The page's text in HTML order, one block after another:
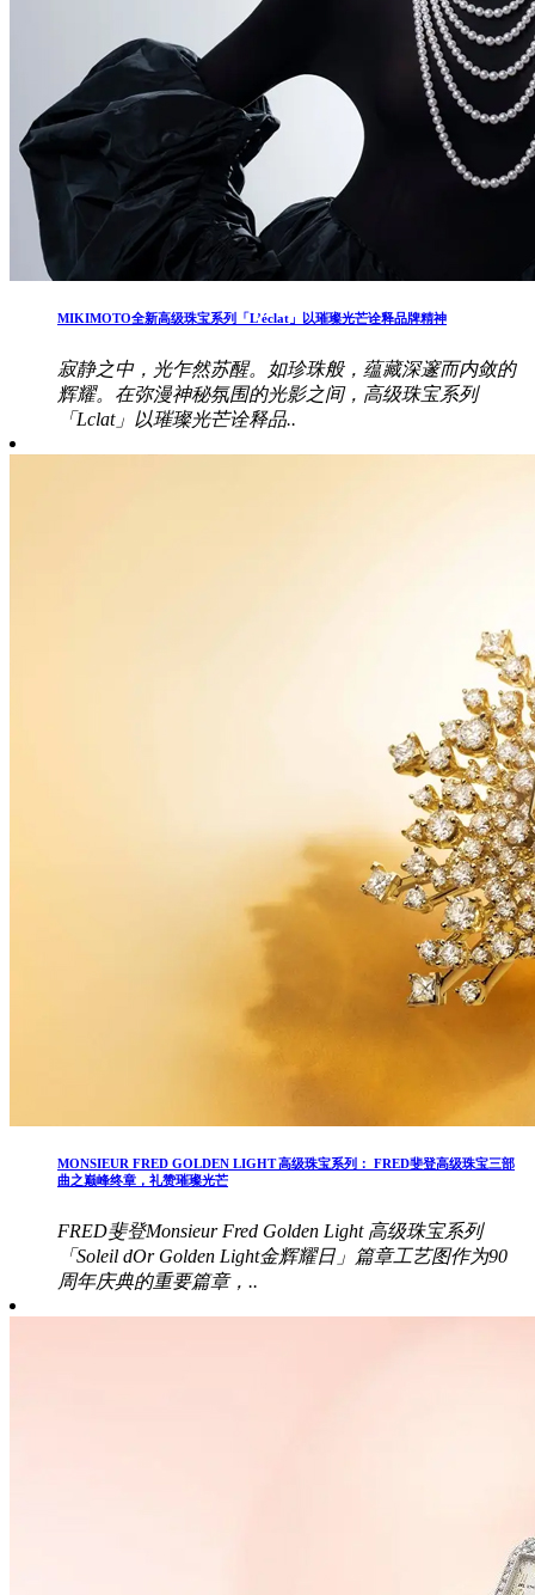
MIKIMOTO全新高级珠宝系列「L’éclat」以璀璨光芒诠释品牌精神
寂静之中，光乍然苏醒。如珍珠般，蕴藏深邃而内敛的
辉耀。在弥漫神秘氛围的光影之间，高级珠宝系列
「Lclat」以璀璨光芒诠释品..
MONSIEUR FRED GOLDEN LIGHT 高级珠宝系列： FRED斐登高级珠宝三部
曲之巅峰终章，礼赞璀璨光芒
FRED斐登Monsieur Fred Golden Light 高级珠宝系列
「Soleil dOr Golden Light金辉耀日」篇章工艺图作为90
周年庆典的重要篇章，..